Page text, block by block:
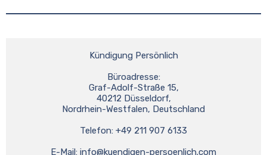
Kündigung Persönlich
Büroadresse:
Graf-Adolf-Straße 15,
40212 Düsseldorf,
Nordrhein-Westfalen, Deutschland
Telefon: +49 211 907 6133
E-Mail: info@kuendigen-persoenlich.com